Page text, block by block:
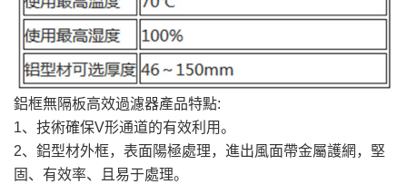
鋁框無隔板高效過濾器產品特點:
1、技術確保V形通道的有效利用。
2、鋁型材外框，表面陽極處理，進出風面帶金屬護網，堅
固、有效率、且易于處理。